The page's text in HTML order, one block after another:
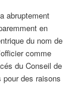
abruptement
en
du nom de
comme
du Conseil de
des raisons